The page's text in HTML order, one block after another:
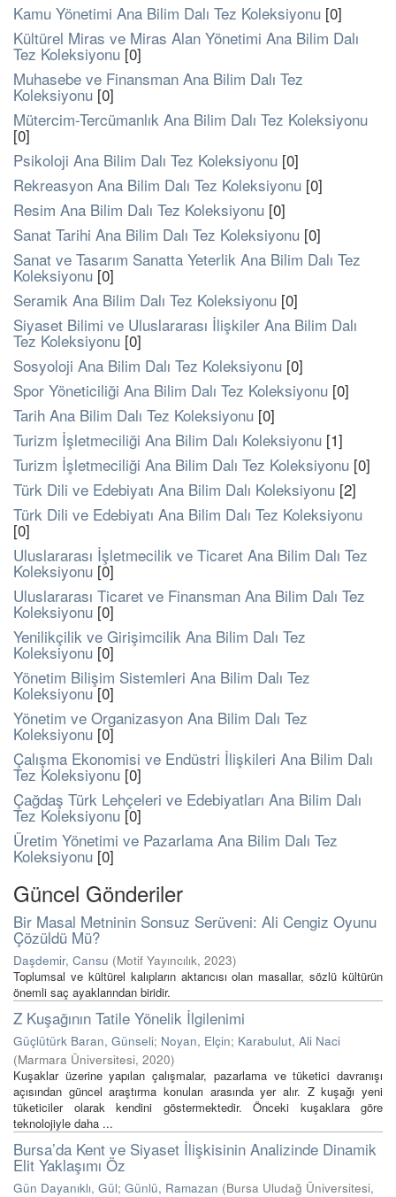
Kamu Yönetimi Ana Bilim Dalı Tez Koleksiyonu [0]
Kültürel Miras ve Miras Alan Yönetimi Ana Bilim Dalı
Tez Koleksiyonu [0]
Muhasebe ve Finansman Ana Bilim Dalı Tez
Koleksiyonu [0]
Mütercim-Tercümanlık Ana Bilim Dalı Tez Koleksiyonu
[0]
Psikoloji Ana Bilim Dalı Tez Koleksiyonu [0]
Rekreasyon Ana Bilim Dalı Tez Koleksiyonu [0]
Resim Ana Bilim Dalı Tez Koleksiyonu [0]
Sanat Tarihi Ana Bilim Dalı Tez Koleksiyonu [0]
Sanat ve Tasarım Sanatta Yeterlik Ana Bilim Dalı Tez
Koleksiyonu [0]
Seramik Ana Bilim Dalı Tez Koleksiyonu [0]
Siyaset Bilimi ve Uluslararası İlişkiler Ana Bilim Dalı
Tez Koleksiyonu [0]
Sosyoloji Ana Bilim Dalı Tez Koleksiyonu [0]
Spor Yöneticiliği Ana Bilim Dalı Tez Koleksiyonu [0]
Tarih Ana Bilim Dalı Tez Koleksiyonu [0]
Turizm İşletmeciliği Ana Bilim Dalı Koleksiyonu [1]
Turizm İşletmeciliği Ana Bilim Dalı Tez Koleksiyonu [0]
Türk Dili ve Edebiyatı Ana Bilim Dalı Koleksiyonu [2]
Türk Dili ve Edebiyatı Ana Bilim Dalı Tez Koleksiyonu
[0]
Uluslararası İşletmecilik ve Ticaret Ana Bilim Dalı Tez
Koleksiyonu [0]
Uluslararası Ticaret ve Finansman Ana Bilim Dalı Tez
Koleksiyonu [0]
Yenilikçilik ve Girişimcilik Ana Bilim Dalı Tez
Koleksiyonu [0]
Yönetim Bilişim Sistemleri Ana Bilim Dalı Tez
Koleksiyonu[0]
Yönetim ve Organizasyon Ana Bilim Dalı Tez
Koleksiyonu [0]
Çalışma Ekonomisi ve Endüstri İlişkileri Ana Bilim Dalı
Tez Koleksiyonu [0]
Çağdaş Türk Lehçeleri ve Edebiyatları Ana Bilim Dalı
Tez Koleksiyonu [0]
Üretim Yönetimi ve Pazarlama Ana Bilim Dalı Tez
Koleksiyonu [0]
Güncel Gönderiler
Bir Masal Metninin Sonsuz Serüveni: Ali Cengiz Oyunu
Çözüldü Mü?
Daşdemir, Cansu (Motif Yayıncılık, 2023)
Toplumsal ve kültürel kalıpların aktarıcısı olan masallar, sözlü kültürün
önemli saç ayaklarından biridir.
Z Kuşağının Tatile Yönelik İlgilenimi
Güçlütürk Baran, Günseli; Noyan, Elçin; Karabulut, Ali Naci
(Marmara Üniversitesi, 2020)
Kuşaklar üzerine yapılan çalışmalar, pazarlama ve tüketici davranışı
açısından güncel araştırma konuları arasında yer alır. Z kuşağı yeni
tüketiciler olarak kendini göstermektedir. Önceki kuşaklara göre
teknolojiyle daha ...
Bursa’da Kent ve Siyaset İlişkisinin Analizinde Dinamik
Elit Yaklaşımı Öz
Gün Dayanıklı, Gül; Günlü, Ramazan (Bursa Uludağ Üniversitesi,